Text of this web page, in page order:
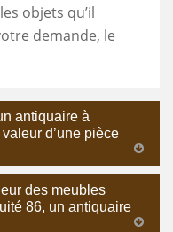
objets qu’il
demande, le
antiquaire à
d’une pièce
des meubles
86, un antiquaire